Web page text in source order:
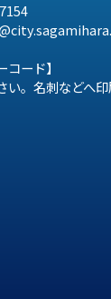
コード】
い。名刺などへ